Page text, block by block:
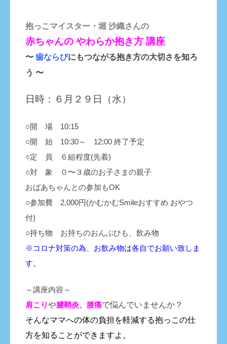
抱っこマイスター・堀 沙織さんの
赤ちゃんの やわらか抱き方 講座
〜 歯ならびにもつながる抱き方の大切さを知ろ
う 〜
日時：６月２９日（水）
○開 場 10:15
○開 始 10:30～ 12:00 終了予定
○定 員 ６組程度(先着)
○対 象 ０〜３歳のお子さまの親子
おばあちゃんとの参加もOK
○参加費 2,000円(かむかむSmileおすすめ おやつ
付)
○持ち物 お持ちのおんぶひも、飲み物
※コロナ対策の為、お飲み物は各自でお願い致しま
す。
～講座内容～
肩こりや腱鞘炎、腰痛で悩んでいませんか？
そんなママへの体の負担を軽減する抱っこの仕
方を知ることができますよ。